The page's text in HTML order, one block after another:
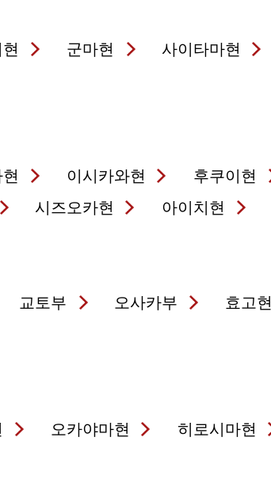
군마현 사이타마현
이시카와현 후쿠이현
시즈오카현 아이치현
교토부 오사카부 효고현
오카야마현 히로시마현